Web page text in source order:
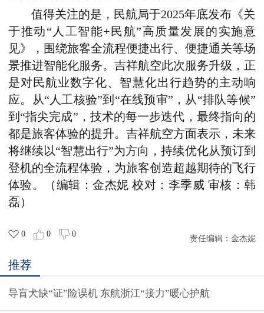
值得关注的是，民航局于2025年底发布《关
于推动“人工智能+民航”高质量发展的实施意
见》，围绕旅客全流程便捷出行、便捷通关等场
景推进智能化服务。吉祥航空此次服务升级，正
是对民航业数字化、智慧化出行趋势的主动响
应。从“人工核验”到“在线预审”，从“排队等候”
到“指尖完成”，技术的每一步迭代，最终指向的
都是旅客体验的提升。吉祥航空方面表示，未来
将继续以“智慧出行”为方向，持续优化从预订到
登机的全流程体验，为旅客创造超越期待的飞行
体验。（编辑：金杰妮 校对：李季威 审核：韩
磊）
0 0 0
责任编辑： 金杰妮
推荐
导盲犬缺“证”险误机 东航浙江“接力”暖心护航